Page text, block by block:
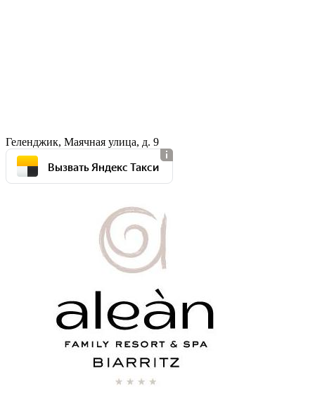
Геленджик, Маячная улица, д. 9
Вызвать Яндекс Такси